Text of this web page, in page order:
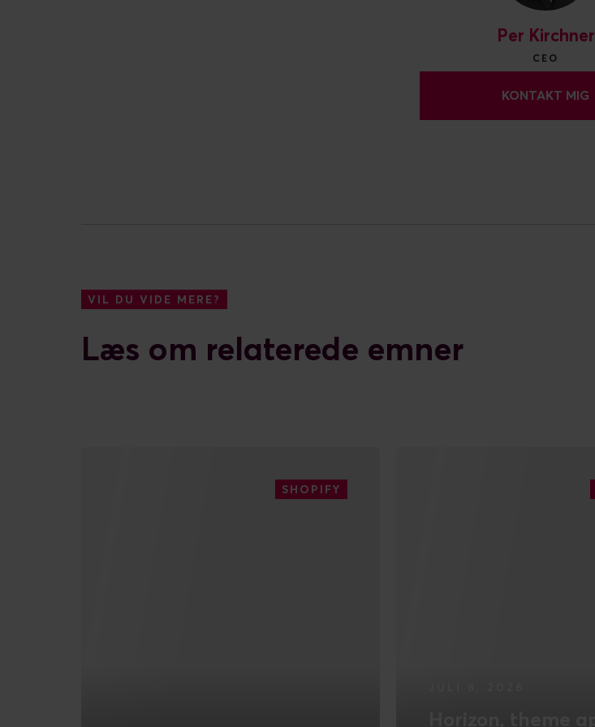
Per Kirchner
CEO
KONTAKT MIG
VIL DU VIDE MERE?
Læs om relaterede emner
SHOPIFY